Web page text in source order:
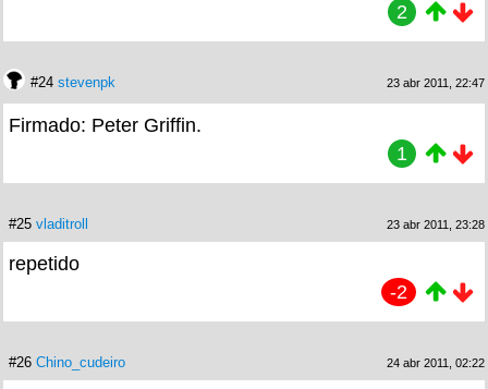
2
#24 stevenpk 23 abr 2011, 22:47
Firmado: Peter Griffin.
1
#25 vladitroll 23 abr 2011, 23:28
repetido
-2
#26 Chino_cudeiro 24 abr 2011, 02:22